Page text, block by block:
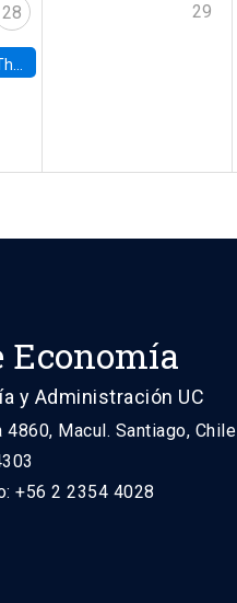
28 29
y Administración UC
4860, Macul. Santiago, Chile
+56 2 2354 4028